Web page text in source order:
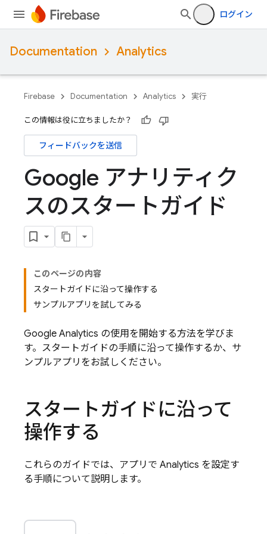
ログイン
Documentation Analytics
Firebase Documentation Analytics 実行
この情報は役に立ちましたか？
フィードバックを送信
Google アナリティク
スのスタートガイド
このページの内容
スタートガイドに沿って操作する
サンプルアプリを試してみる
Google Analytics の使用を開始する方法を学びま
す。スタートガイドの手順に沿って操作するか、サ
ンプルアプリをお試しください。
スタートガイドに沿って
操作する
これらのガイドでは、アプリで Analytics を設定す
る手順について説明します。